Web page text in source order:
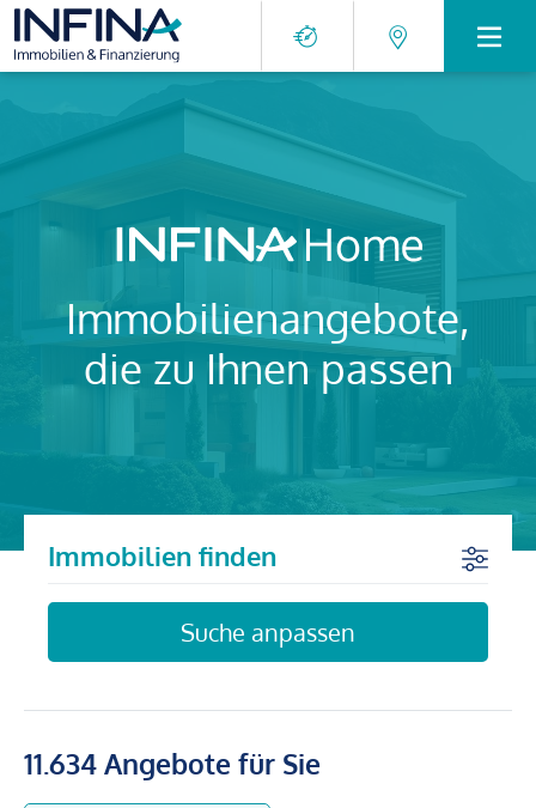
Immobilienangebote,
die zu Ihnen passen
Immobilien finden
Suche anpassen
11.634 Angebote für Sie